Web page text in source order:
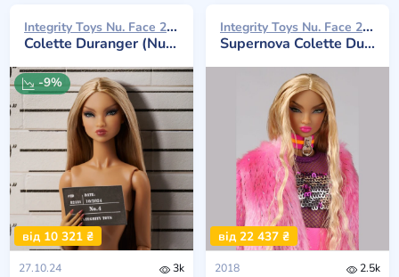
Integrity Toys Nu. Face 2024
Colette Duranger (Nude) Style Lab
-9%
від 10 321 ₴
27.10.24
3k
Integrity Toys Nu. Face 2018
Supernova Colette Duranger
від 22 437 ₴
2018
2.5k